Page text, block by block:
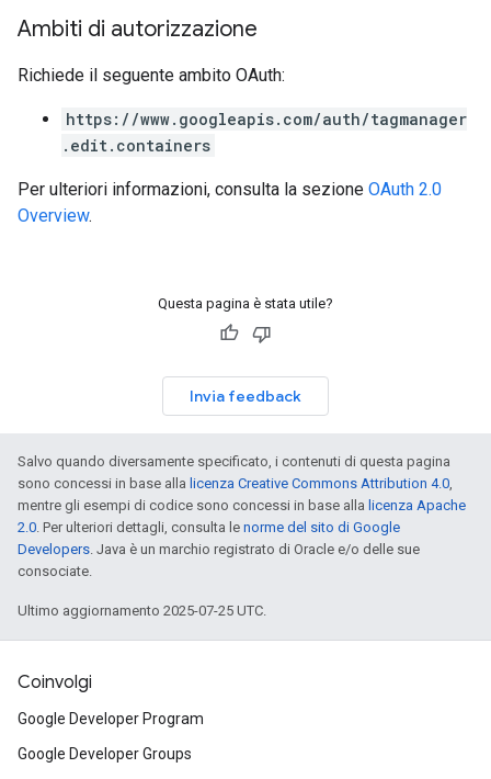
Ambiti di autorizzazione
Richiede il seguente ambito OAuth:
https://www.googleapis.com/auth/tagmanager
.edit.containers
Per ulteriori informazioni, consulta la sezione OAuth 2.0
Overview.
Questa pagina è stata utile?
Invia feedback
Salvo quando diversamente specificato, i contenuti di questa pagina
sono concessi in base alla licenza Creative Commons Attribution 4.0,
mentre gli esempi di codice sono concessi in base alla licenza Apache
2.0. Per ulteriori dettagli, consulta le norme del sito di Google
Developers. Java è un marchio registrato di Oracle e/o delle sue
consociate.
Ultimo aggiornamento 2025-07-25 UTC.
Coinvolgi
Google Developer Program
Google Developer Groups